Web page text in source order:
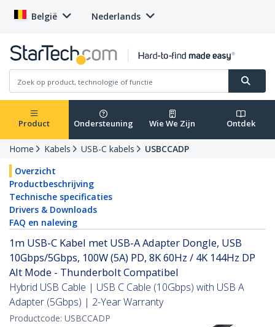
België Nederlands
Product Ondersteuning Wie We Zijn Ontdek
Home Kabels USB-C kabels
USBCCADP
Overzicht
Productbeschrijving
Technische specificaties
Drivers & Downloads
FAQ en naleving
1m USB-C Kabel met USB-A Adapter Dongle, USB
10Gbps/5Gbps, 100W (5A) PD, 8K 60Hz / 4K 144Hz DP
Alt Mode - Thunderbolt Compatibel
Hybrid USB Cable | USB C Cable (10Gbps) with USB A
Adapter (5Gbps) | 2-Year Warranty
Productcode: USBCCADP